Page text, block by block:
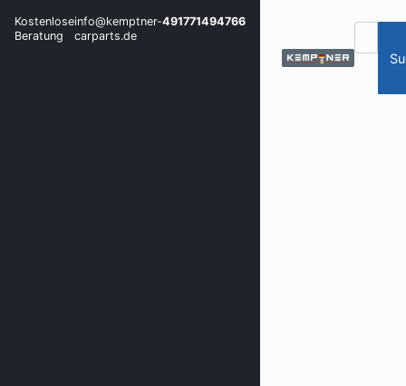
Kostenlose
Beratung
info@kemptner-
carparts.de
491771494766